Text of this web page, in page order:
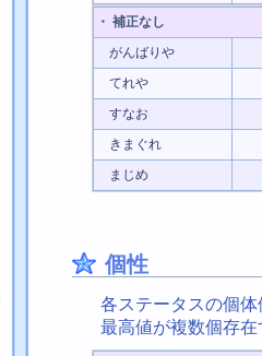
・ 補正なし
がんばりや
てれや
すなお
きまぐれ
まじめ
個性
各ステータスの個
最高値が複数個存